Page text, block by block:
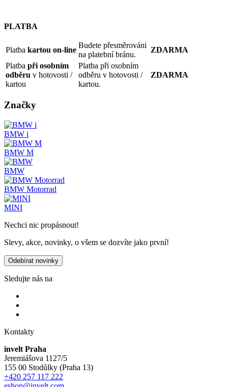
PLATBA
Platba kartou on-line
Budete přesměrováni
na platební bránu.
ZDARMA
Platba při osobním
odběru v hotovosti /
kartou
Platba při osobním
odběru v hotovosti /
kartou.
ZDARMA
Značky
BMW i
BMW M
BMW
BMW Motorrad
MINI
Nechci nic propásnout!
Slevy, akce, novinky, o všem se dozvíte jako první!
Odebírat novinky
Sledujte nás na
Kontakty
invelt Praha
Jeremiášova 1127/5
155 00 Stodůlky (Praha 13)
+420 257 117 222